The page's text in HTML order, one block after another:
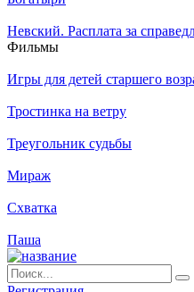
Невский. Расплата за
Филь­мы
Игры для детей старшего
Тростинка на ветру
Треугольник судьбы
Мираж
Схватка
Паша